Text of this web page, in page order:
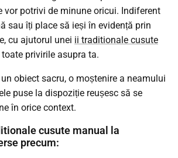
vor potrivi de minune oricui. Indiferent
sau îți place să ieși în evidență prin
cu ajutorul unei ii traditionale cusute
privirile asupra ta.
obiect sacru, o moștenire a neamului
puse la dispoziție reușesc să se
în orice context.
cusute manual la
precum: